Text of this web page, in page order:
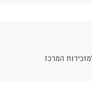
המרכז